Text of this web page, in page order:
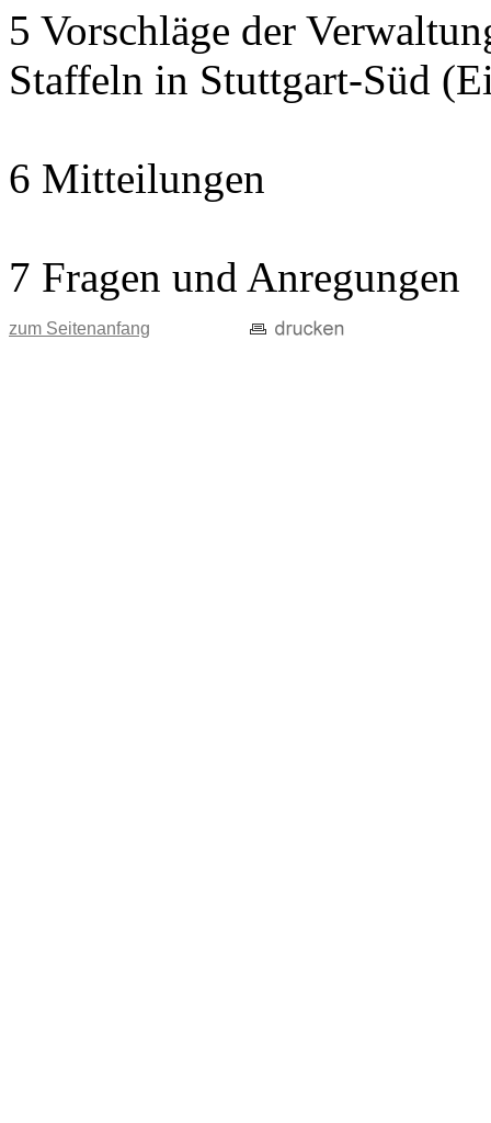
5 Vorschläge der
Staffeln in Stuttgart-Süd
6 Mitteilungen
7 Fragen und Anregungen
zum Seitenanfang